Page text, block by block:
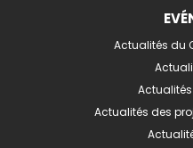
Actualités du
Actualités des